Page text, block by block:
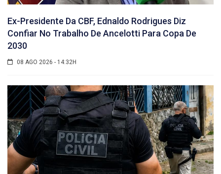
Ex-Presidente Da CBF, Ednaldo Rodrigues Diz
Confiar No Trabalho De Ancelotti Para Copa De
2030
08 AGO 2026 - 14:32H